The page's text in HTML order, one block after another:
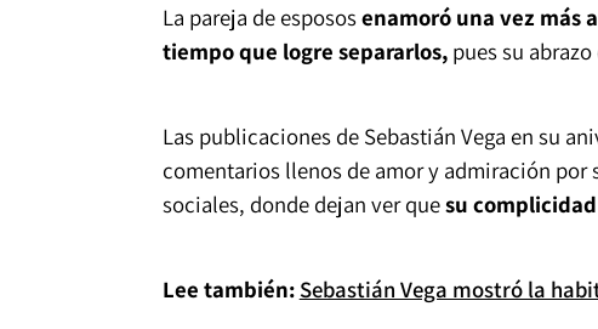
La pareja de espososenamoró una vez más
tiempo que logre separarlos, pues su
Las publicaciones de Sebastián Vega en su
comentarios llenos de amor y admiración
sociales, donde dejan ver quesu
Lee también: Sebastián Vega mostró la